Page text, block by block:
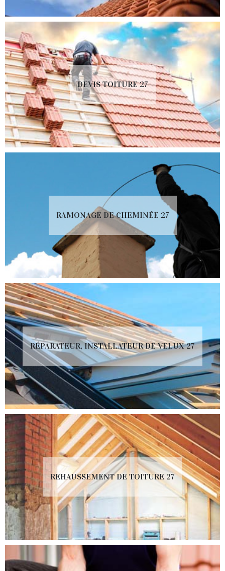
DEVIS TOITURE 27
RAMONAGE DE CHEMINÉE 27
RÉPARATEUR, INSTALLATEUR DE VELUX 27
REHAUSSEMENT DE TOITURE 27